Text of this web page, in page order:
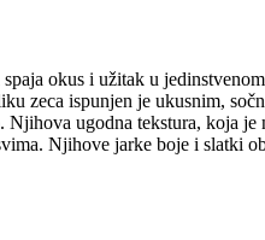
okus i užitak u
zeca ispunjen je ukusnim,
ugodna tekstura, koja
Njihove jarke boje i slatki